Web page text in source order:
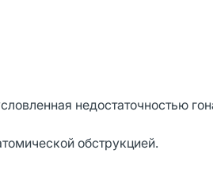
недостаточностью
обструкцией.